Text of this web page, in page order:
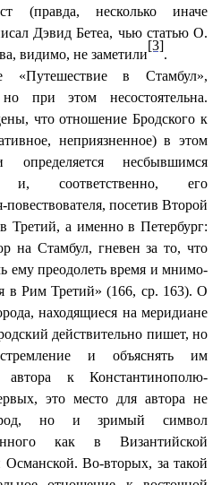
(правда, несколько иначе
ДэвидБетеа, чью статью О.
видимо, не заметили
[3]
.
«Путешествие в Стамбул»,
при этом несостоятельна.
что отношение Бродского к
неприязненное) в этом
определяется несбывшимся
и, соответственно, его
повествователя, посетив Второй
Третий, а именно в Петербург:
на Стамбул, гневен за то, что
ему преодолеть время и мнимо-
в Рим Третий» (166, ср. 163). О
находящиеся на меридиане
действительно пишет, но
и объяснять им
автора к Константинополю-
это место для автора не
но и зримый символ
как в Византийской
Во-вторых, за такой